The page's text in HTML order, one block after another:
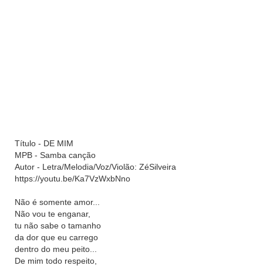
Título - DE MIM
MPB - Samba canção
Autor - Letra/Melodia/Voz/Violão: ZéSilveira
https://youtu.be/Ka7VzWxbNno
Não é somente amor...
Não vou te enganar,
tu não sabe o tamanho
da dor que eu carrego
dentro do meu peito...
De mim todo respeito,